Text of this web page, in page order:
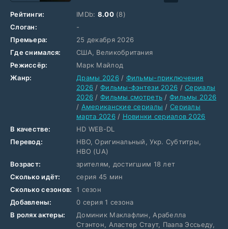
Рейтинги: IMDb: 8.00(8)
Слоган:
-
Премьера:
25 декабря 2026
Где снимался:
США, Великобритания
Режиссёр:
Марк Майлод
Жанр:
Драмы 2026/ Фильмы-приключения
2026 / Фильмы-фэнтези 2026 /Сериалы
2026 / Фильмы смотреть /Фильмы 2026
/ Американские сериалы /Сериалы
марта 2026/ Новинки сериалов 2026
В качестве:
HD WEB-DL
Перевод:
HBO, Оригинальный, Укр. Субтитры,
HBO (UA)
Возраст:
зрителям, достигшим 18 лет
Сколько идёт:
серия 45 мин
Сколько сезонов:
1 сезон
Добавлены:
0 серия 1 сезона
В ролях актеры:
Доминик Маклафлин, Арабелла
Стэнтон, Аластер Стаут, Паапа Эссьеду,